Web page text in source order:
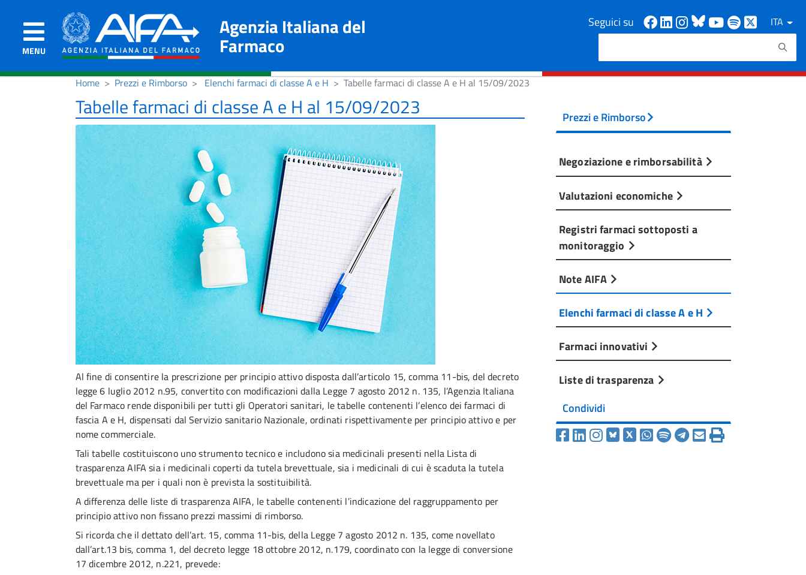
MENU
Agenzia Italiana del
Farmaco
Seguici su Facebook
Linkedin
Instagram
Bluesky
Youtube
Spotify
ITA
Cerca
Home Prezzi e Rimborso Elenchi farmaci di classe A e H Tabelle farmaci di classe A e H al 15/09/2023
Tabelle farmaci di classe A e H al 15/09/2023
Al fine di consentire la prescrizione per principio attivo disposta dall’articolo 15, comma 11-bis, del decreto
legge 6 luglio 2012 n.95, convertito con modificazioni dalla Legge 7 agosto 2012 n. 135, l’Agenzia Italiana
del Farmaco rende disponibili per tutti gli Operatori sanitari, le tabelle contenenti l’elenco dei farmaci di
fascia A e H, dispensati dal Servizio sanitario Nazionale, ordinati rispettivamente per principio attivo e per
nome commerciale.
Tali tabelle costituiscono uno strumento tecnico e includono sia medicinali presenti nella Lista di
trasparenza AIFA sia i medicinali coperti da tutela brevettuale, sia i medicinali di cui è scaduta la tutela
brevettuale ma per i quali non è prevista la sostituibilità.
A differenza delle liste di trasparenza AIFA, le tabelle contenenti l’indicazione del raggruppamento per
principio attivo non fissano prezzi massimi di rimborso.
Si ricorda che il dettato dell’art. 15, comma 11-bis, della Legge 7 agosto 2012 n. 135, come novellato
dall’art.13 bis, comma 1, del decreto legge 18 ottobre 2012, n.179, coordinato con la legge di conversione
17 dicembre 2012, n.221, prevede:
Prezzi e Rimborso
Negoziazione e rimborsabilità
Valutazioni economiche
Registri farmaci sottoposti a
monitoraggio
Note AIFA
Elenchi farmaci di classe A e H
Farmaci innovativi
Liste di trasparenza
Condividi